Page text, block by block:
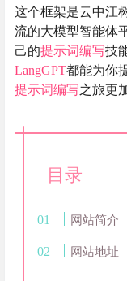
这个框架是云中江
流的大模型智能体
己的提示词编写技
LangGPT都能为你
提示词编写之旅更
目录
网站简介
网站地址